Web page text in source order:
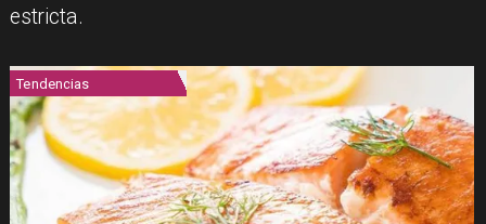
estricta.
Tendencias